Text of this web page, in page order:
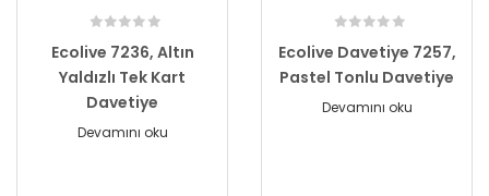
Ecolive 7236, Altın
Yaldızlı Tek Kart
Davetiye
Devamını oku
Ecolive Davetiye 7257,
Pastel Tonlu Davetiye
Devamını oku